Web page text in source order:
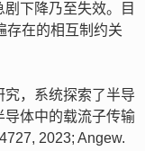
下降乃至失效。目
存在的相互制约关
，系统探索了半导
导体中的载流子传输
2023; Angew.